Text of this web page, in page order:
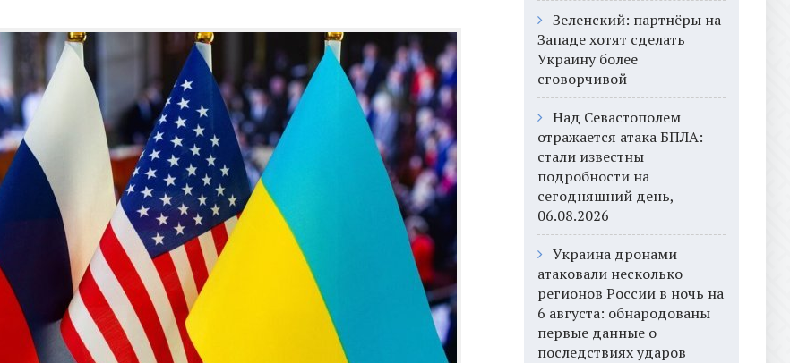
Зеленский: партнёры на
Западе хотят сделать
Украину более
сговорчивой
Над Севастополем
отражается атака БПЛА:
стали известны
подробности на
сегодняшний день,
06.08.2026
Украина дронами
атаковали несколько
регионов России в ночь на
6 августа: обнародованы
первые данные о
последствиях ударов